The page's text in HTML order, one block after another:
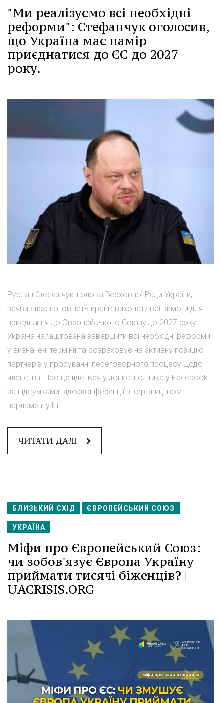
"Ми реалізуємо всі необхідні
реформи": Стефанчук оголосив,
що Україна має намір
приєднатися до ЄС до 2027
року.
Руслан Стефанчук, голова Верховної Ради України,
заявив про готовність країни виконати всі вимоги для
приєднання до Європейського Союзу до 2027 року.
Україна налаштована завершити всі необхідні реформи
у визначені терміни та розраховує на активну позицію
партнерів у просуванні переговорного процесу щодо
членства. Про це йдеться у дописі політика у Facebook
за підсумками відеоконференції з керівництвом
парламенту Ні...
ЧИТАТИ ДАЛІ
БЛИЗЬКИЙ СХІД ЄВРОПЕЙСЬКИЙ СОЮЗ
УКРАЇНА
Міфи про Європейський Союз:
чи зобов'язує Європа Україну
приймати тисячі біженців? |
UACRISIS.ORG